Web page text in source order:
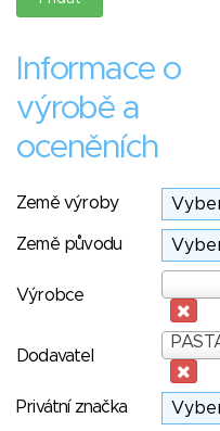
Informace o
výrobě a
oceněních
Země výroby
Země původu
Výrobce
Dodavatel
Privátní značka